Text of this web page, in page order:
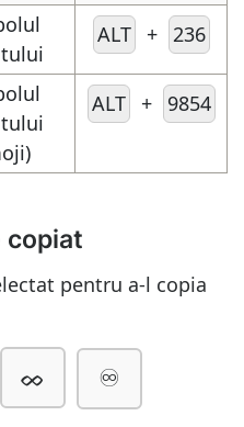
ALT + 236
ALT + 9854
copiat
pentru a-l copia
ᨖ ♾